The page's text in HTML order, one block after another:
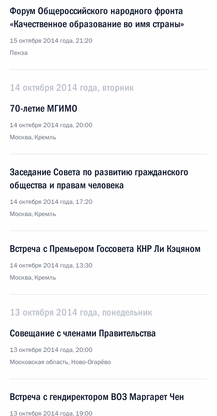
Форум Общероссийского народного фронта
«Качественное образование во имя страны»
15 октября 2014 года, 21:20
Пенза
14 октября 2014 года, вторник
70-летие МГИМО
14 октября 2014 года, 20:00
Москва, Кремль
Заседание Совета по развитию гражданского
общества и правам человека
14 октября 2014 года, 17:20
Москва, Кремль
Встреча с Премьером Госсовета КНР Ли Кэцяном
14 октября 2014 года, 13:30
Москва, Кремль
13 октября 2014 года, понедельник
Совещание с членами Правительства
13 октября 2014 года, 20:00
Московская область, Ново-Огарёво
Встреча с гендиректором ВОЗ Маргарет Чен
13 октября 2014 года, 19:00